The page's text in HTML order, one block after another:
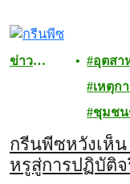
ข่าว
อุตสา
เหตุก
ชุมชน
กรีนพีซหวังเห็น
หรูสู่การปฏิบัติจ